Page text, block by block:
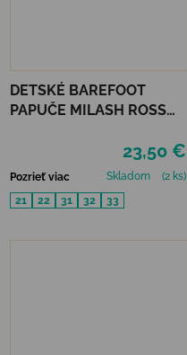
DETSKÉ BAREFOOT
PAPUČE MILASH ROSS
23,50 €
Pozrieť viac Skladom
(2 ks)
21
22 31 32 33